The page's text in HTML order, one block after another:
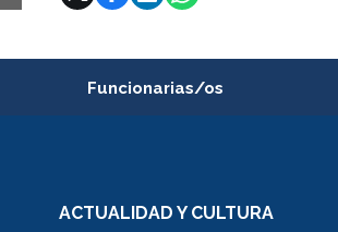
Funcionarias/os
Portal de movilidad interna
ACTUALIDAD Y CULTURA